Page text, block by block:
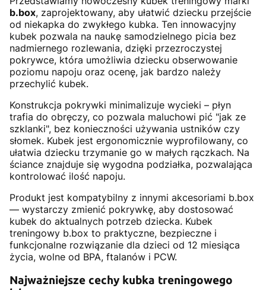
b.box, zaprojektowany, aby ułatwić dziecku przejście
od niekapka do zwykłego kubka. Ten innowacyjny
kubek pozwala na naukę samodzielnego picia bez
nadmiernego rozlewania, dzięki przezroczystej
pokrywce, która umożliwia dziecku obserwowanie
poziomu napoju oraz ocenę, jak bardzo należy
przechylić kubek.
Konstrukcja pokrywki minimalizuje wycieki – płyn
trafia do obręczy, co pozwala maluchowi pić "jak ze
szklanki", bez konieczności używania ustników czy
słomek. Kubek jest ergonomicznie wyprofilowany, co
ułatwia dziecku trzymanie go w małych rączkach. Na
ściance znajduje się wygodna podziałka, pozwalająca
kontrolować ilość napoju.
Produkt jest kompatybilny z innymi akcesoriami b.box
— wystarczy zmienić pokrywkę, aby dostosować
kubek do aktualnych potrzeb dziecka. Kubek
treningowy b.box to praktyczne, bezpieczne i
funkcjonalne rozwiązanie dla dzieci od 12 miesiąca
życia, wolne od BPA, ftalanów i PCW.
Najważniejsze cechy kubka treningowego